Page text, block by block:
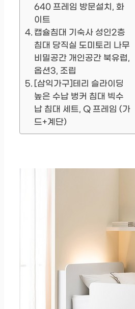
640 프레임 방문설치, 화
이트
캡슐침대 기숙사 성인2층
침대 당직실 도미토리 나무
비밀공간 개인공간 북유럽,
옵션3, 조립
[삼익가구]테리 슬라이딩
높은 수납 벙커 침대 빅수
납 침대 세트, Q 프레임 (가
드+계단)